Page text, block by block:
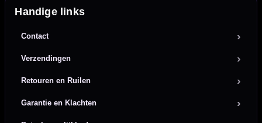
Handige links
Contact
Verzendingen
Retouren en Ruilen
Garantie en Klachten